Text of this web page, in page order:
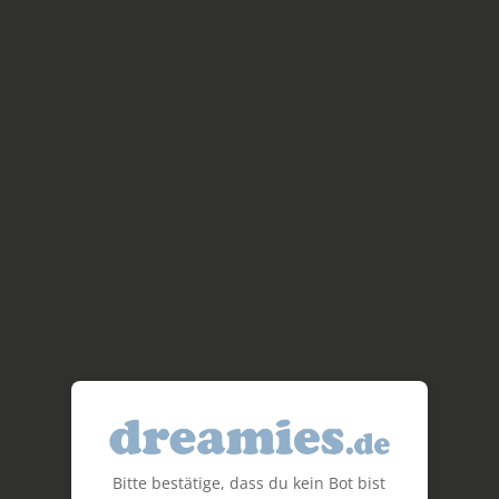
Bitte bestätige, dass du kein Bot bist